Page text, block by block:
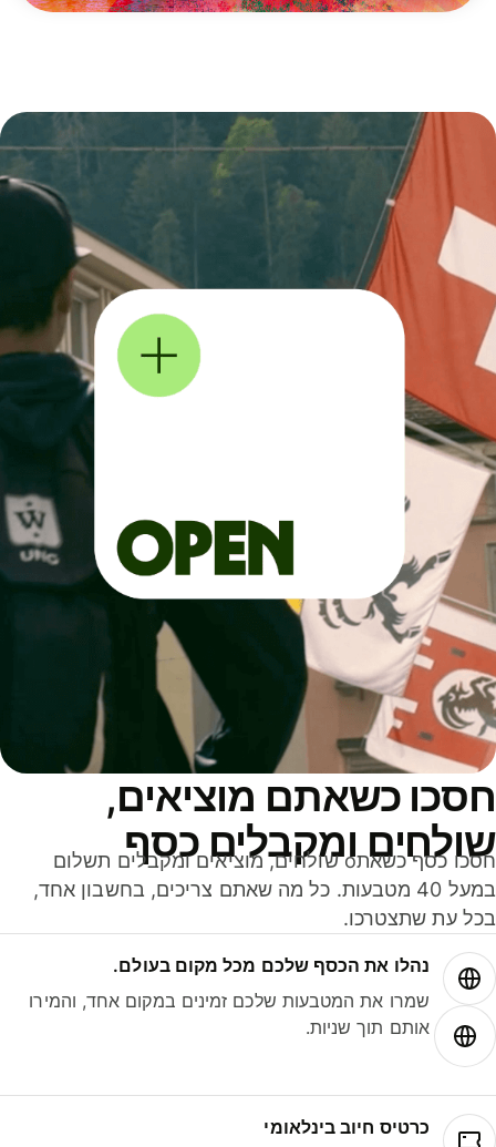
כשאתם מוציאים,
ומקבלים כסף
חסכו כסף כשאתo שולחים, מוציאים ומקבלים תשלום
במעל 40 מטבעות. כל מה שאתם צריכים, בחשבון אחד,
עת שתצטרכו.
נהלו את הכסף שלכם מכל מקום בעולם.
שמרו את המטבעות שלכם זמינים במקום אחד, והמירו
אותם תוך שניות.
כרטיס חיוב בינלאומי